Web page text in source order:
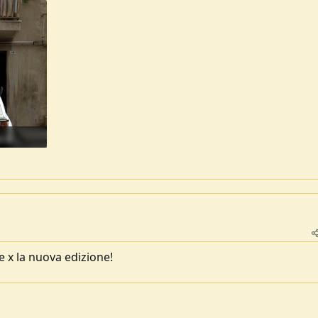
x la nuova edizione!